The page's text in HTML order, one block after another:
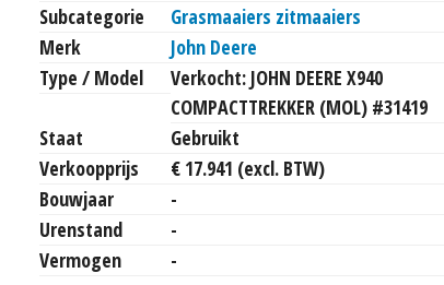
Subcategorie
Grasmaaiers zitmaaiers
Merk
John Deere
Type / Model
Verkocht: JOHN DEERE X940
COMPACTTREKKER (MOL) #31419
Staat
Gebruikt
Verkoopprijs
€ 17.941 (excl. BTW)
Bouwjaar
-
Urenstand
-
Vermogen
-